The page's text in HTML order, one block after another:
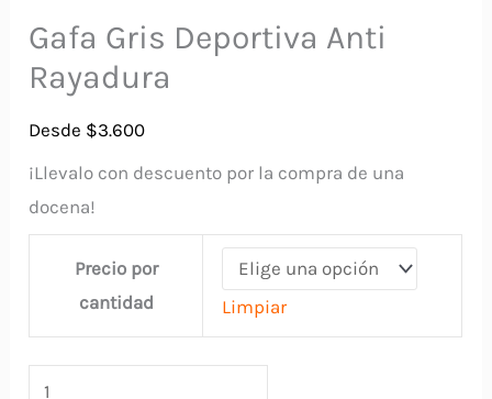
Gafa Gris Deportiva Anti
Rayadura
Desde $3.600
¡Llevalo con descuento por la compra de una
docena!
Precio por
cantidad
Limpiar
Gafa